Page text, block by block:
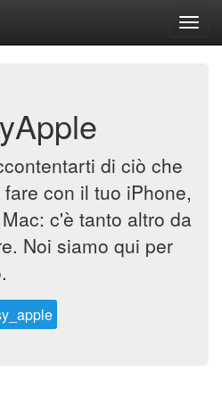
di ciò che
con il tuo iPhone,
c'è tanto altro da
Noi siamo qui per